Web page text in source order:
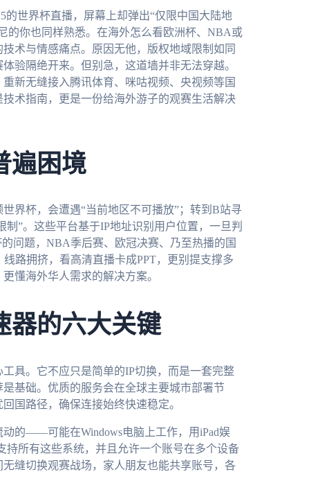
世界杯直播，屏幕上却弹出“仅限中国大陆地
的你也同样熟悉。在海外怎么看欧洲杯、NBA或
术与情感痛点。原因无他，版权地域限制如同
验隔绝开来。但别急，这道墙并非无法穿越。
新无缝接入腾讯体育、咪咕视频、央视频等国
术指南，更是一份给海外游子的观赛生活解决
遍困境
界杯，会遭遇“当前地区不可播放”；转到B站寻
”。这些平台基于IP地址识别用户位置，一旦判
问题，NBA季后赛、欧冠决赛、乃至热播的国
路拥挤，看高清直播卡成PPT，更别提支撑多
懂海外华人需求的解决方案。
器的六大关键
具。它不应只是简单的IP切换，而是一套完整
基础。优质的服务会在全球主要城市部署节
国路径，确保连接始终快速稳定。
的——可能在Windows电脑上工作，用iPad娱
持所有这些系统，并且允许一个账号在多个设备
缝切换观赛战场，家人朋友也能共享账号，各